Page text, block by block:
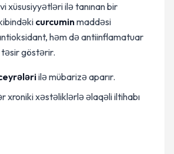
xüsusiyyətləri ilə tanınan bir
curcuminmaddəsi
həm də antiinflamatuar
göstərir.
ilə mübarizə aparır.
xroniki xəstəliklərlə əlaqəli iltihabı